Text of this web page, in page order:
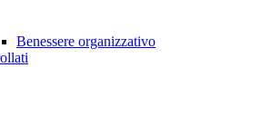
Benessere organizzativo